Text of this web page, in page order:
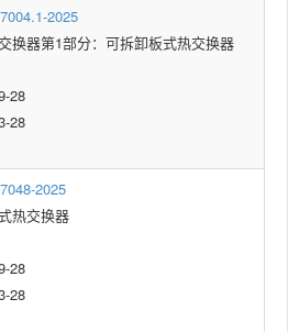
2025
换器第1部分：可拆卸板式热交换器
28
28
2025
热交换器
28
28